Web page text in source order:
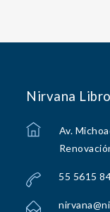
Nirvana
Av.
55 5615